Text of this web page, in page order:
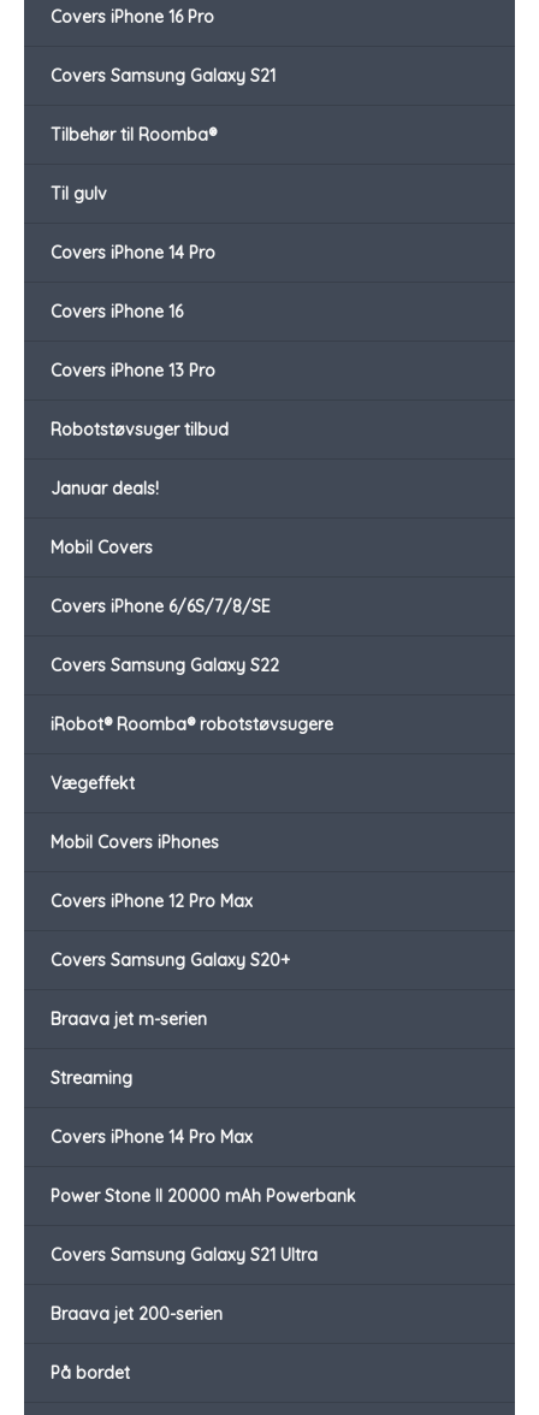
Covers iPhone 16 Pro
Covers Samsung Galaxy S21
Tilbehør til Roomba®
Til gulv
Covers iPhone 14 Pro
Covers iPhone 16
Covers iPhone 13 Pro
Robotstøvsuger tilbud
Januar deals!
Mobil Covers
Covers iPhone 6/6S/7/8/SE
Covers Samsung Galaxy S22
iRobot® Roomba® robotstøvsugere
Vægeffekt
Mobil Covers iPhones
Covers iPhone 12 Pro Max
Covers Samsung Galaxy S20+
Braava jet m-serien
Streaming
Covers iPhone 14 Pro Max
Power Stone II 20000 mAh Powerbank
Covers Samsung Galaxy S21 Ultra
Braava jet 200-serien
På bordet